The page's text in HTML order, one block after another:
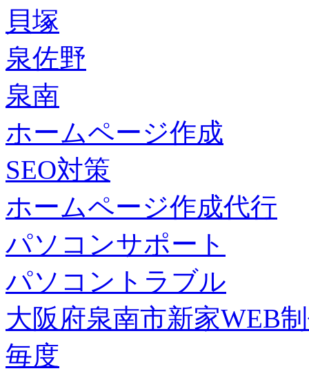
貝塚
泉佐野
泉南
ホームページ作成
SEO対策
ホームページ作成代行
パソコンサポート
パソコントラブル
大阪府泉南市新家WEB
毎度